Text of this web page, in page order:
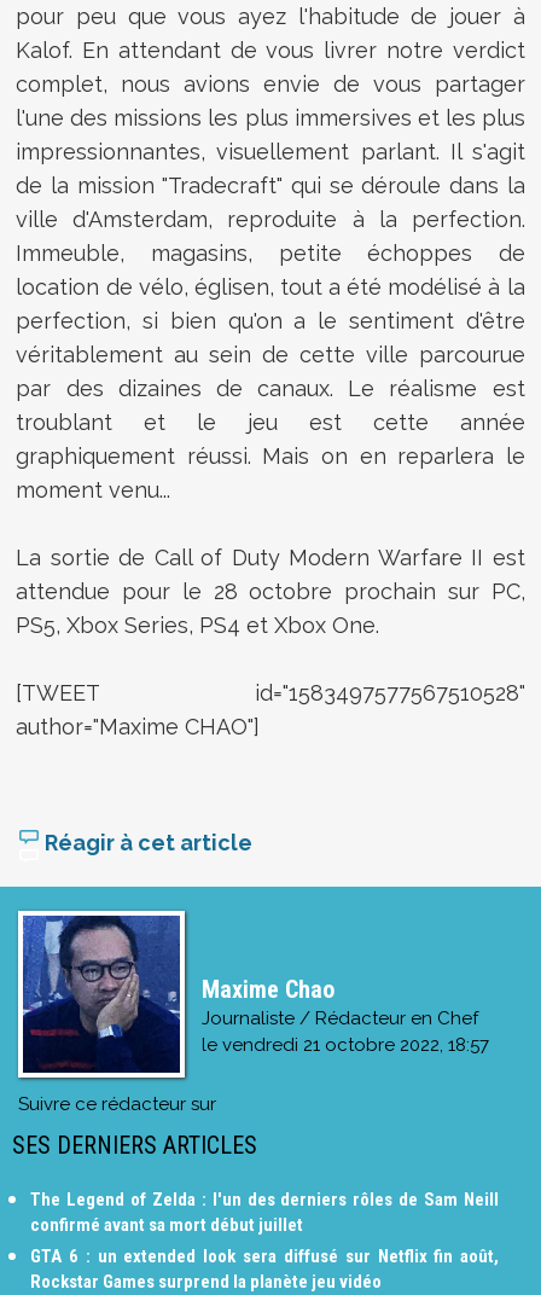
pour peu que vous ayez l'habitude de jouer à
Kalof. En attendant de vous livrer notre verdict
complet, nous avions envie de vous partager
l'une des missions les plus immersives et les plus
impressionnantes, visuellement parlant. Il s'agit
de la mission "Tradecraft" qui se déroule dans la
ville d'Amsterdam, reproduite à la perfection.
Immeuble, magasins, petite échoppes de
location de vélo, églisen, tout a été modélisé à la
perfection, si bien qu'on a le sentiment d'être
véritablement au sein de cette ville parcourue
par des dizaines de canaux. Le réalisme est
troublant et le jeu est cette année
graphiquement réussi. Mais on en reparlera le
moment venu...
La sortie de Call of Duty Modern Warfare II est
attendue pour le 28 octobre prochain sur PC,
PS5, Xbox Series, PS4 et Xbox One.
[TWEET id="1583497577567510528"
author="Maxime CHAO"]
Réagir à cet article
Maxime Chao
Journaliste / Rédacteur en Chef
le vendredi 21 octobre 2022, 18:57
Suivre ce rédacteur sur
SES DERNIERS ARTICLES
The Legend of Zelda : l'un des derniers rôles de Sam Neill
confirmé avant sa mort début juillet
GTA 6 : un extended look sera diffusé sur Netflix fin août,
Rockstar Games surprend la planète jeu vidéo